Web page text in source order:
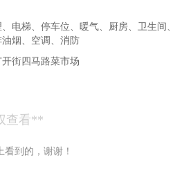
电梯、停车位、暖气、厨房、卫生间
烟、空调、消防
街四马路菜市场
查看**
到的，谢谢！